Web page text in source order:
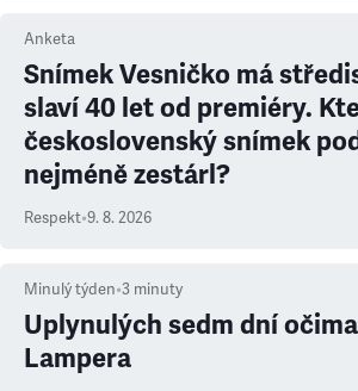
Anketa
Snímek Vesničko má
slaví 40 let od premiéry.
československý snímek
nejméně zestárl?
Respekt•9. 8. 2026
Minulý týden•3 minuty
Uplynulých sedm dní
Lampera